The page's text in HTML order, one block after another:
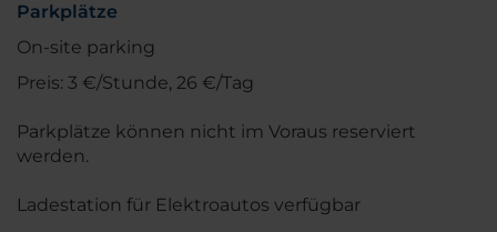
Parkplätze
On-site parking
Preis: 3 €/Stunde, 26 €/Tag
Parkplätze können nicht im Voraus reserviert
werden.
Ladestation für Elektroautos verfügbar